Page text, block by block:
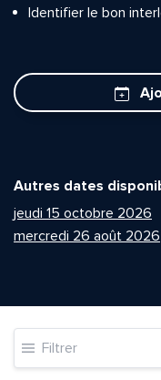
Identifier le bon
Autres dates
jeudi 15 octobre 2026
mercredi 26 août 2026
Filtrer
Quelle est la